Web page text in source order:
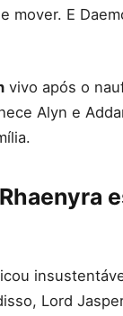
mover. E
vivo após o
Alyn e
Lord